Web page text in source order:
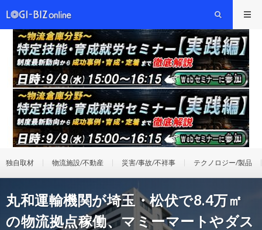
独自取材 物流施設/不動産 災害/事故/不祥事 テクノロジー/製品
丸和運輸機関が埼玉・松伏で8.4万㎡
の物流拠点稼働、マミーマートやダス